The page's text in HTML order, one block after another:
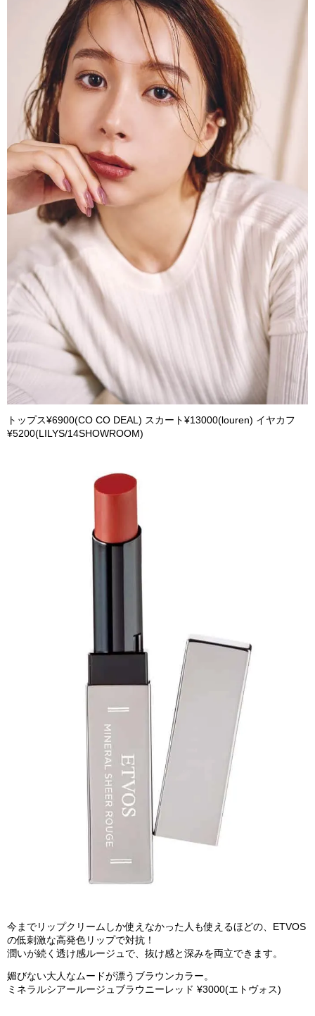
トップス¥6900(CO CO DEAL) スカート¥13000(louren) イヤカフ
¥5200(LILYS/14SHOWROOM)
今までリップクリームしか使えなかった人も使えるほどの、ETVOS
の低刺激な高発色リップで対抗！
潤いが続く透け感ルージュで、抜け感と深みを両立できます。
媚びない大人なムードが漂うブラウンカラー。
ミネラルシアールージュブラウニーレッド ¥3000(エトヴォス)